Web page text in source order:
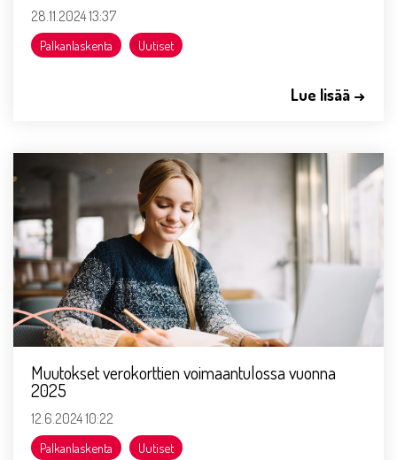
28.11.2024 13:37
Palkanlaskenta Uutiset
Lue lisää →
Muutokset verokorttien voimaantulossa vuonna
2025
12.6.2024 10:22
Palkanlaskenta Uutiset